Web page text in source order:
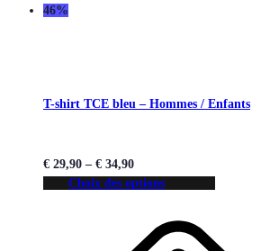
46%
T-shirt TCE bleu – Hommes / Enfants
€ 29,90 – € 34,90
Choix des options